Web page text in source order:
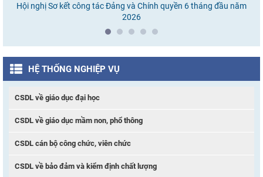
Hội nghị Sơ kết công tác Đảng và Chính quyền 6 tháng đầu năm
2026
HỆ THỐNG NGHIỆP VỤ
CSDL về giáo dục đại học
CSDL về giáo dục mầm non, phổ thông
CSDL cán bộ công chức, viên chức
CSDL về bảo đảm và kiểm định chất lượng